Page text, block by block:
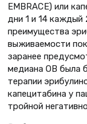
EMBRACE) или
дни 1 и 14 каждый
преимущества
выживаемости
заранее
медиана ОВ была
терапии
капецитабина у
тройной